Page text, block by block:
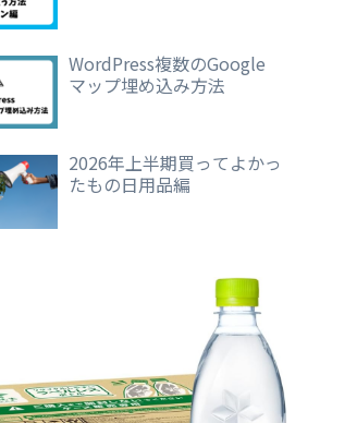
WordPress複数のGoogle
マップ埋め込み方法
2026年上半期買ってよかっ
たもの日用品編